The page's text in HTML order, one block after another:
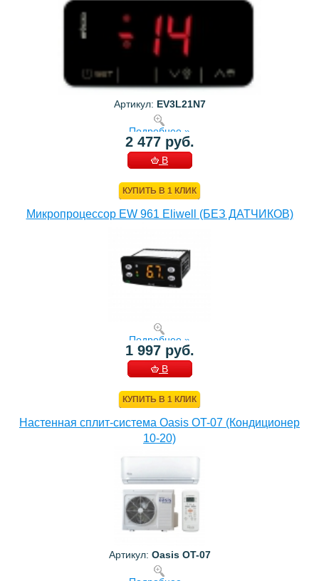
Артикул: EV3L21N7
Подробнее »
2 477 руб.
В
КУПИТЬ В 1 КЛИК
Микропроцессор EW 961 Eliwell (БЕЗ ДАТЧИКОВ)
Подробнее »
1 997 руб.
В
КУПИТЬ В 1 КЛИК
Настенная сплит-система Oasis OT-07 (Кондиционер
10-20)
Артикул: Oasis OT-07